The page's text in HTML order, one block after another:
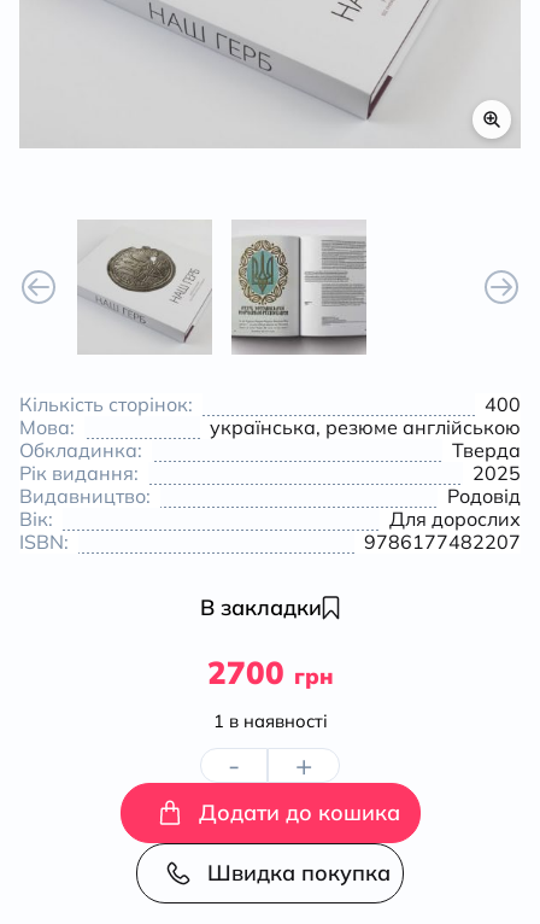
Кількість сторінок:
400
Мова:
українська, резюме англійською
Обкладинка:
Тверда
Рік видання:
2025
Видавництво:
Родовід
Вік:
Для дорослих
ISBN:
9786177482207
В закладки
2700 грн
1 в наявності
-
НАШ
ГЕРБ.
Українські
+
Додати до кошика
Швидка покупка